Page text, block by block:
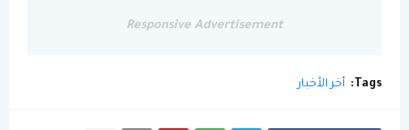
Responsive Advertisement
Tags: أخر الأخبار